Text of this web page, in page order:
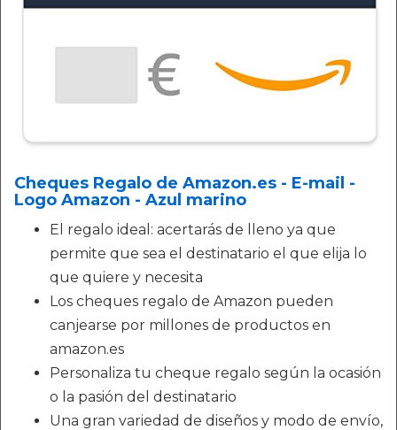
Cheques Regalo de Amazon.es - E-mail -
Logo Amazon - Azul marino
El regalo ideal: acertarás de lleno ya que
permite que sea el destinatario el que elija lo
que quiere y necesita
Los cheques regalo de Amazon pueden
canjearse por millones de productos en
amazon.es
Personaliza tu cheque regalo según la ocasión
o la pasión del destinatario
Una gran variedad de diseños y modo de envío,